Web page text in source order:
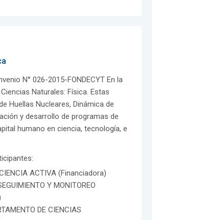
N° 026-2015-FONDECYT En la
Naturales: Física. Estas
Huellas Nucleares, Dinámica de
y desarrollo de programas de
humano en ciencia, tecnología, e
ACTIVA (Financiadora)
Y MONITOREO
DE CIENCIAS